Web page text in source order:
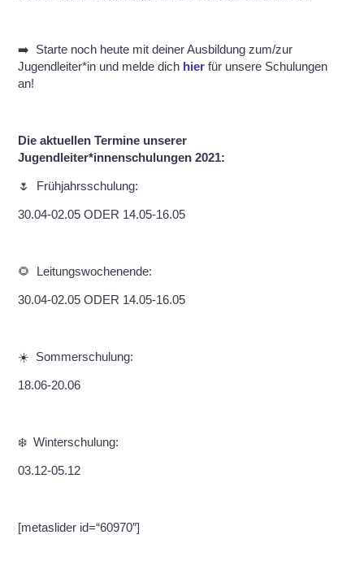
➡️ Starte noch heute mit deiner Ausbildung zum/zur
Jugendleiter*in und melde dich hierfür unsere Schulungen
an!
Die aktuellen Termine unserer
Jugendleiter*innenschulungen 2021:
🌷 Frühjahrsschulung:
30.04-02.05 ODER 14.05-16.05
🌻 Leitungswochenende:
30.04-02.05 ODER 14.05-16.05
☀️ Sommerschulung:
18.06-20.06
❄️ Winterschulung:
03.12-05.12
[metaslider id=“60970″]